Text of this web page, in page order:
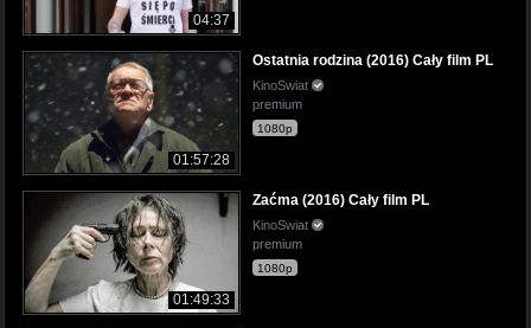
04:37
01:57:28
Ostatnia rodzina (2016) Cały film PL
KinoSwiat
premium
1080p
01:49:33
Zaćma (2016) Cały film PL
KinoSwiat
premium
1080p